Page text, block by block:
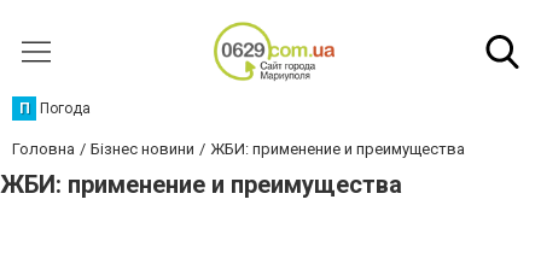
П Погода
Головна Бізнес новини ЖБИ: применение и преимущества
ЖБИ: применение и преимущества